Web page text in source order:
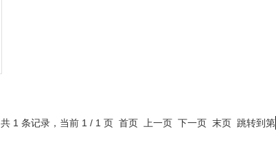
共 1 条记录，当前 1 / 1 页 首页 上一页 下一页 末页 跳转到第